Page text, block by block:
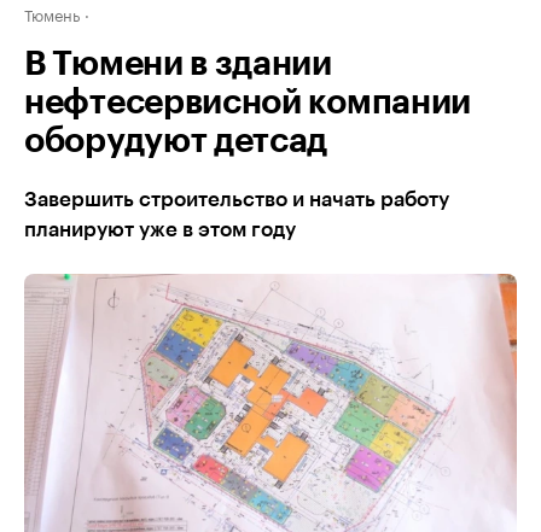
Тюмень
В Тюмени в здании
нефтесервисной компании
оборудуют детсад
Завершить строительство и начать работу
планируют уже в этом году